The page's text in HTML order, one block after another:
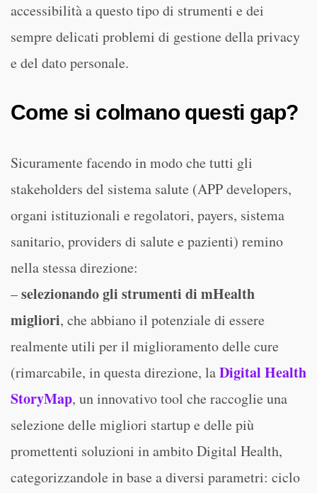
accessibilità a questo tipo di strumenti e dei
sempre delicati problemi di gestione della privacy
e del dato personale.
Come si colmano questi gap?
Sicuramente facendo in modo che tutti gli
stakeholders del sistema salute (APP developers,
organi istituzionali e regolatori, payers, sistema
sanitario, providers di salute e pazienti) remino
nella stessa direzione:
–selezionando gli strumenti di mHealth
migliori, che abbiano il potenziale di essere
realmente utili per il miglioramento delle cure
(rimarcabile, in questa direzione, laDigital Health
StoryMap, un innovativo tool che raccoglie una
selezione delle migliori startup e delle più
promettenti soluzioni in ambito Digital Health,
categorizzandole in base a diversi parametri: ciclo